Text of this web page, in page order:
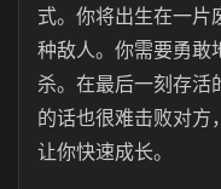
式。你将出生在一片
种敌人。你需要勇敢
杀。在最后一刻存活
的话也很难击败对方
让你快速成长。